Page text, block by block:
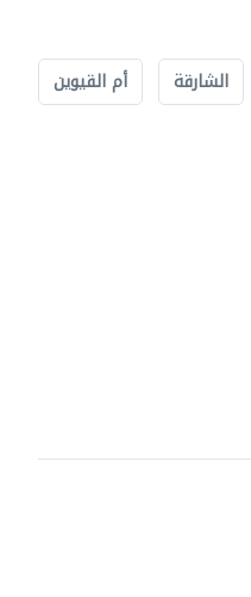
الشارقة أم القيوين